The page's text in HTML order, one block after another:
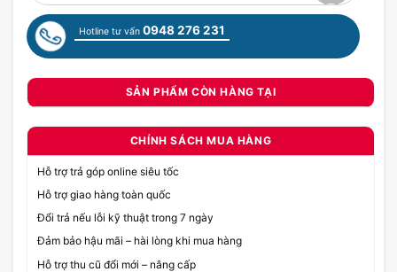
Hotline tư vấn 0948 276 231
SẢN PHẨM CÒN HÀNG TẠI
CHÍNH SÁCH MUA HÀNG
Hỗ trợ trả góp online siêu tốc
Hỗ trợ giao hàng toàn quốc
Đổi trả nếu lỗi kỹ thuật trong 7 ngày
Đảm bảo hậu mãi – hài lòng khi mua hàng
Hỗ trợ thu cũ đổi mới – nâng cấp